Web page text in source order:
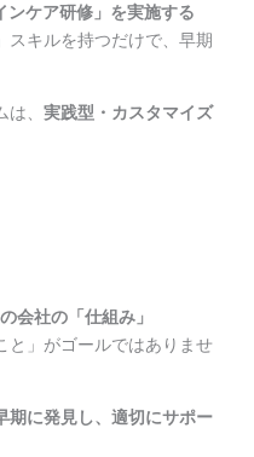
ンケア研修」を実施する
スキルを持つだけで、早期
、 実践型・カスタマイズ
会社の「仕組み」
と」がゴールではありませ
期に発見し、適切にサポー